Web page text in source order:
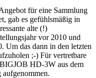
für eine Sammlung
gab es gefühlsmäßig in
alte (!)
vor 2010 und
Um das dann in den letzten
;-) Für vertretbare
HD-3W aus dem